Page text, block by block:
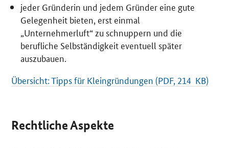
jeder Gründerin und jedem Gründer eine gute
Gelegenheit bieten, erst einmal
„Unternehmerluft“ zu schnuppern und die
berufliche Selbständigkeit eventuell später
auszubauen.
Übersicht: Tipps für Kleingründungen (PDF, 214 KB)
Rechtliche Aspekte